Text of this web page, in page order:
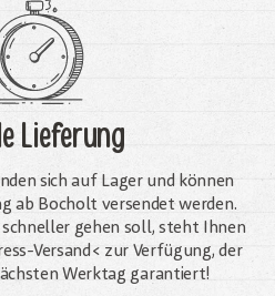
Lieferung
sich auf Lager und können
ab Bocholt versendet werden.
gehen soll, steht Ihnen
Versand< zur Verfügung, der
Werktag garantiert!